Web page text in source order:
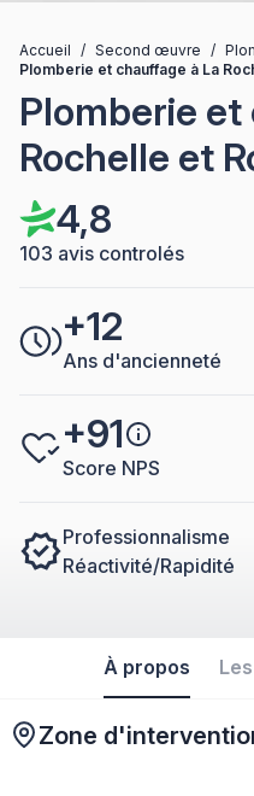
Accueil / Second œuvre /
Plomberie et chauffage à La
Plomberie
Rochelle et
4,8
103 avis controlés
+12
Ans d'ancienneté
+91
Score NPS
Professionnalisme
Réactivité/Rapidité
À propos
Zone